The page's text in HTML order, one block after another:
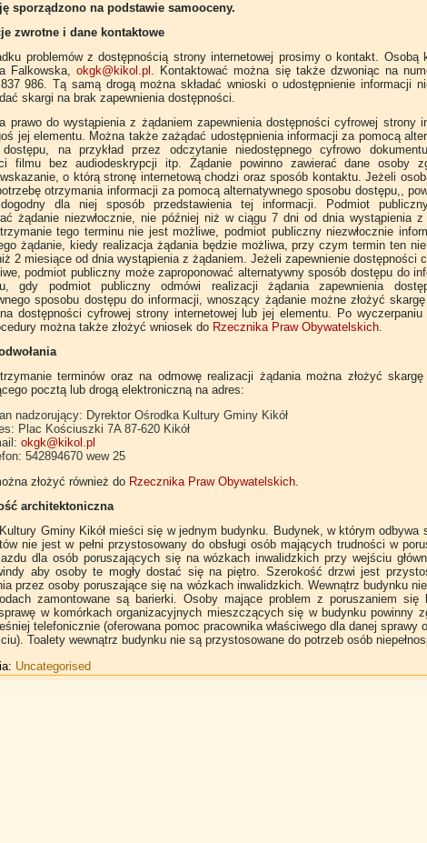
sporządzono na podstawie samooceny.
zwrotne i dane kontaktowe
problemów z dostępnością strony internetowej prosimy o kontakt. Osobą
Falkowska,okgk@kikol.pl . Kontaktować można się także dzwoniąc na
986. Tą samą drogą można składać wnioski o udostępnienie informacji
skargi na brak zapewnienia dostępności.
prawo do wystąpienia z żądaniem zapewnienia dostępności cyfrowej strony
jej elementu. Można także zażądać udostępnienia informacji za pomocą
na przykład przez odczytanie niedostępnego cyfrowo
filmu bez audiodeskrypcji itp. Żądanie powinno zawierać dane osoby
o którą stronę internetową chodzi oraz sposób kontaktu. Jeżeli
otrzymania informacji za pomocą alternatywnego sposobu dostępu,,
dla niej sposób przedstawienia tej informacji. Podmiot
żądanie niezwłocznie, nie później niż w ciągu 7 dni od dnia wystąpienia z
tego terminu nie jest możliwe, podmiot publiczny niezwłocznie
żądanie, kiedy realizacja żądania będzie możliwa, przy czym termin ten
2 miesiące od dnia wystąpienia z żądaniem. Jeżeli zapewnienie dostępności
podmiot publiczny może zaproponować alternatywny sposób dostępu do
gdy podmiot publiczny odmówi realizacji żądania zapewnienia
sposobu dostępu do informacji, wnoszący żądanie możne złożyć
dostępności cyfrowej strony internetowej lub jej elementu. Po wyczerpaniu
można także złożyć wniosek do Rzecznika Praw Obywatelskich.
terminów oraz na odmowę realizacji żądania można złożyć
pocztą lub drogą elektroniczną na adres:
nadzorujący: Dyrektor Ośrodka Kultury Gminy Kikół
Plac Kościuszki 7A 87-620 Kikół
okgk@kikol.pl
542894670 wew 25
złożyć również do Rzecznika Praw Obywatelskich.
architektoniczna
Gminy Kikół mieści się w jednym budynku. Budynek, w którym odbywa
nie jest w pełni przystosowany do obsługi osób mających trudności w
dla osób poruszających się na wózkach inwalidzkich przy wejściu
aby osoby te mogły dostać się na piętro. Szerokość drzwi jest
przez osoby poruszające się na wózkach inwalidzkich. Wewnątrz budynku
zamontowane są barierki. Osoby mające problem z poruszaniem się
w komórkach organizacyjnych mieszczących się w budynku powinny
telefonicznie (oferowana pomoc pracownika właściwego dla danej sprawy
Toalety wewnątrz budynku nie są przystosowane do potrzeb osób
Uncategorised